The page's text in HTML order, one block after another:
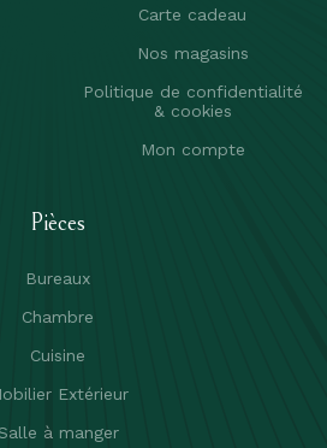
Carte cadeau
Nos magasins
Politique de confidentialité
& cookies
Mon compte
Pièces
Bureaux
Chambre
Cuisine
Extérieur
à manger